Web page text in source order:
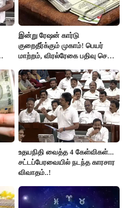
இன்று ரேஷன் கார்டு
குறைதீர்க்கும் முகாம்! பெயர்
மாற்றம், விரல்ரேகை பதிவு செய்ய
உதயநிதி வைத்த 4 கேள்விகள்...
சட்டப்பேரவையில் நடந்த காரசார
விவாதம்..!